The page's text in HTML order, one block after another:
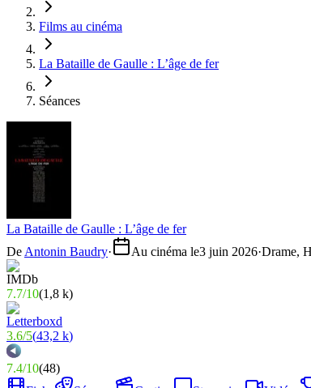
Films au cinéma
La Bataille de Gaulle : L’âge de fer
Séances
La Bataille de Gaulle : L’âge de fer
De Antonin Baudry· Au cinéma le3 juin 2026·Drame,
7.7/10(1,8 k)
3.6/5(43,2 k)
7.4/10(48)